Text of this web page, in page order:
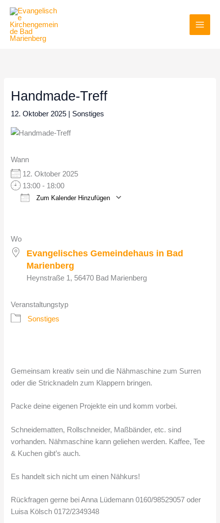
Inhalt
springen
Handmade-Treff
12. Oktober 2025 Sonstiges
Wann
12. Oktober 2025
13:00 - 18:00
Zum Kalender Hinzufügen
Wo
Evangelisches Gemeindehaus in Bad
Marienberg
Heynstraße 1, 56470 Bad Marienberg
Veranstaltungstyp
Sonstiges
Gemeinsam kreativ sein und die Nähmaschine zum Surren
oder die Stricknadeln zum Klappern bringen.
Packe deine eigenen Projekte ein und komm vorbei.
Schneidematten, Rollschneider, Maßbänder, etc. sind
vorhanden. Nähmaschine kann geliehen werden. Kaffee, Tee
& Kuchen gibt’s auch.
Es handelt sich nicht um einen Nähkurs!
Rückfragen gerne bei Anna Lüdemann 0160/98529057 oder
Luisa Kölsch 0172/2349348